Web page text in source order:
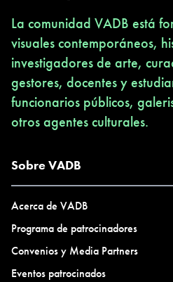
La comunidad VADB está
visuales contemporáneos,
investigadores de arte,
gestores, docentes y
funcionarios públicos,
otros agentes culturales.
Sobre VADB
Acerca de VADB
Programa de patrocinadores
Convenios y Media Partners
Eventos patrocinados